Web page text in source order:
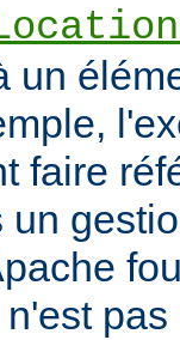
un
faire
un
n'est